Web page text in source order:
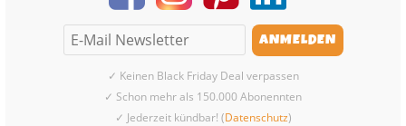
✓ Keinen Black Friday Deal verpassen
✓ Schon mehr als 150.000 Abonennten
✓ Jederzeit kündbar! (Datenschutz)